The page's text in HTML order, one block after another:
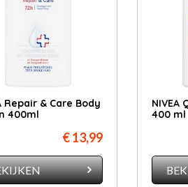
Repair & Care Body
400ml
€ 13,99
NIVEA
400 ml